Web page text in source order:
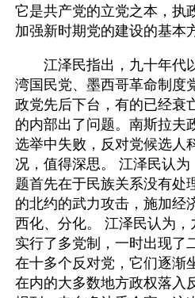
它是共产党的立党之本，执
加强新时期党的建设的基本
江泽民指出，九十年代
湾国民党、墨西哥革命制度
政党先后下台，有的已经衰
的内部出了问题。南斯拉夫
选举中失败，反对党候选人
况，值得深思。 江泽民认
题首先在于民族关系没有处
的北约的武力攻击，施加经
西化、分化。 江泽民认为
实行了多党制，一时出现了
在十多个反对党，它们逐渐
在内的大多数地方政权落入